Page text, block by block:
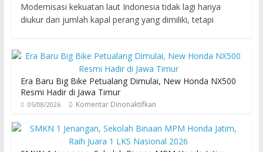
Modernisasi kekuatan laut Indonesia tidak lagi hanya
diukur dari jumlah kapal perang yang dimiliki, tetapi
Era Baru Big Bike Petualang Dimulai, New Honda NX500
Resmi Hadir di Jawa Timur
05/08/2026 Komentar Dinonaktifkan